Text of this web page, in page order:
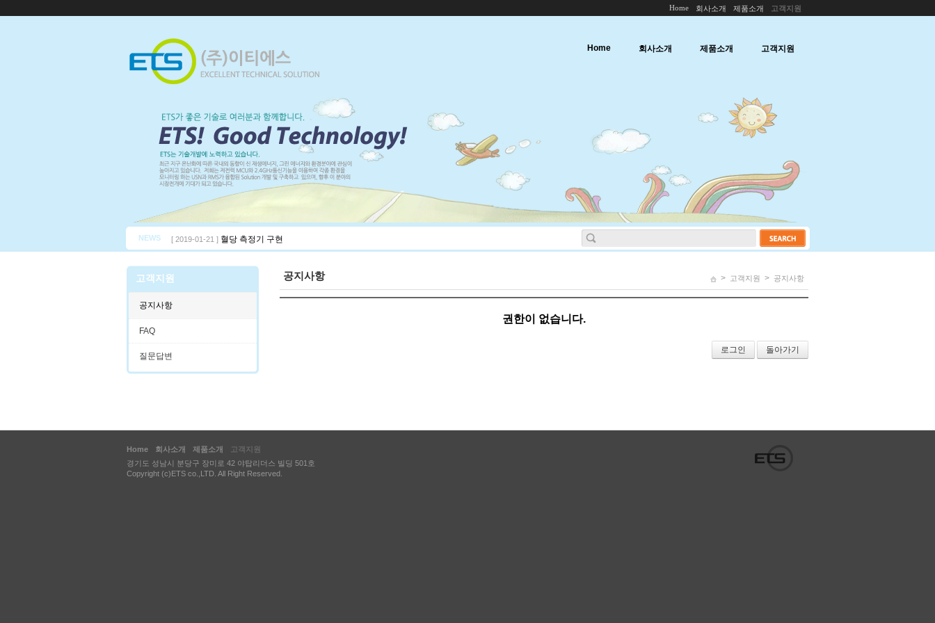
Home 회사소개 제품소개 고객지원
Home 회사소개 제품소개 고객지원
NEWS [ 2019-01-21 ] 혈당 측정기 구현
공지사항 > 고객지원 > 공지사항
권한이 없습니다.
로그인 돌아가기
고객지원
공지사항
FAQ
질문답변
Home 회사소개 제품소개
고객지원
경기도 성남시 분당구 장미로 42 야탑리더스 빌딩 501호
Copyright (c)ETS co.,LTD. All Right Reserved.